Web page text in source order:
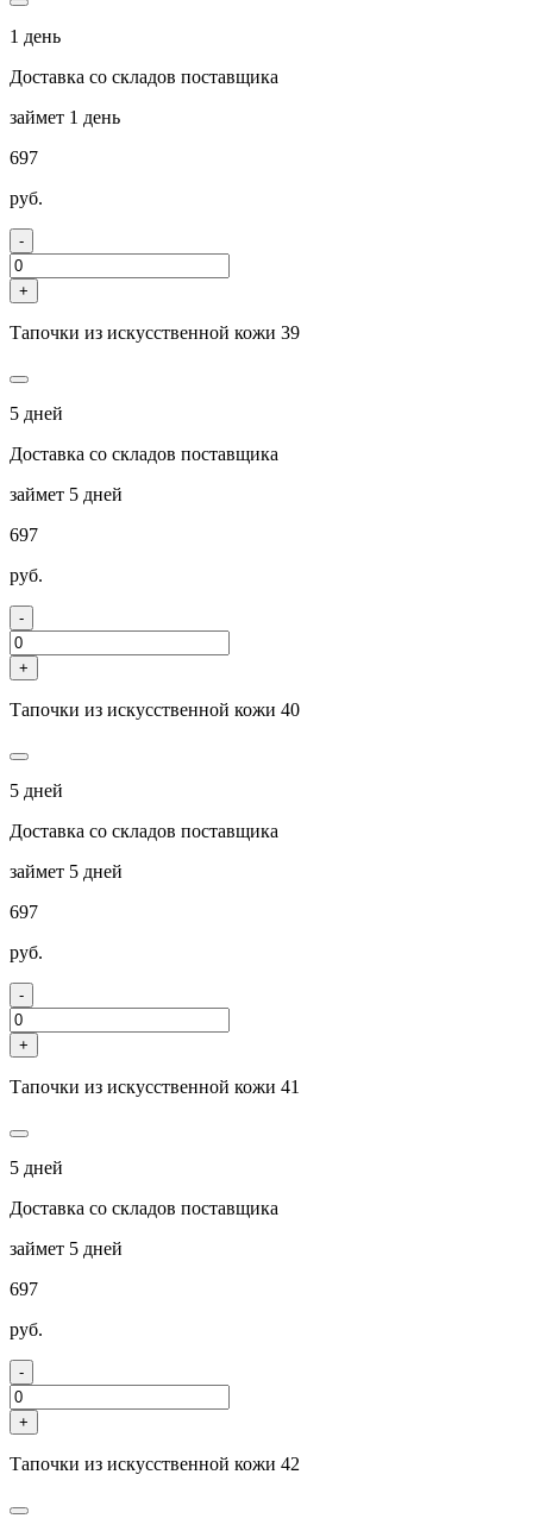
1 день
Доставка со складов поставщика
займет 1 день
697
руб.
-
+
Тапочки из искусственной кожи 39
5 дней
Доставка со складов поставщика
займет 5 дней
697
руб.
-
+
Тапочки из искусственной кожи 40
5 дней
Доставка со складов поставщика
займет 5 дней
697
руб.
-
+
Тапочки из искусственной кожи 41
5 дней
Доставка со складов поставщика
займет 5 дней
697
руб.
-
+
Тапочки из искусственной кожи 42